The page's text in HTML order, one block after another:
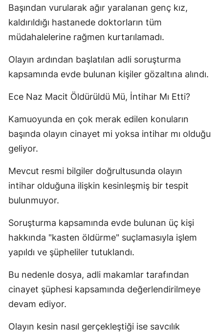
Başından vurularak ağır yaralanan genç kız,
kaldırıldığı hastanede doktorların tüm
müdahalelerine rağmen kurtarılamadı.
Olayın ardından başlatılan adli soruşturma
kapsamında evde bulunan kişiler gözaltına alındı.
Ece Naz Macit Öldürüldü Mü, İntihar Mı Etti?
Kamuoyunda en çok merak edilen konuların
başında olayın cinayet mi yoksa intihar mı olduğu
geliyor.
Mevcut resmi bilgiler doğrultusunda olayın
intihar olduğuna ilişkin kesinleşmiş bir tespit
bulunmuyor.
Soruşturma kapsamında evde bulunan üç kişi
hakkında "kasten öldürme" suçlamasıyla işlem
yapıldı ve şüpheliler tutuklandı.
Bu nedenle dosya, adli makamlar tarafından
cinayet şüphesi kapsamında değerlendirilmeye
devam ediyor.
Olayın kesin nasıl gerçekleştiği ise savcılık